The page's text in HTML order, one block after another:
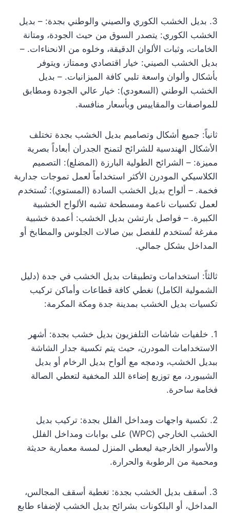
3. بديل الخشب الكوري والصيني والوطني بجدة: – بديل
الخشب الكوري: يتصدر السوق من حيث الجودة، ومتانة
الخامات، وثبات الألوان الدقيقة، وخلوه من الانحناءات. –
بديل الخشب الصيني: خيار اقتصادي وممتاز، ويتوفر
بأشكال وألوان واسعة تلبي كافة الميزانيات. – بديل
الخشب الوطني (السعودي): خيار عالي الجودة ومطابق
للمواصفات والمقاييس وبأسعار منافسة.
ثانياً: جميع أشكال وتصاميم بديل الخشب بجدة تختلف
الأشكال الهندسية للشرائح لتمنح الجدران أبعاداً بصرية
مميزة: – الشرائح الطولية البارزة (المضلع): التصميم
الكلاسيكي المودرن الأكثر استخداماً لعمل تموجات جدارية
فخمة. – ألواح بديل الخشب السادة (المستوي): تُستخدم
لعمل تكسيات ناعمة ومسطحة تشبه الألواح الخشبية
الكبيرة. – فواصل بارتشن بديل الخشب: أعمدة خشبية
مفرغة تُستخدم للفصل بين صالات الجلوس والمطابخ أو
المداخل بشكل جمالي.
ثالثاً: استخدامات وتطبيقات بديل الخشب في جدة (دليل
الشمولية الكامل) نغطي كافة قطاعات وأماكن تركيب
تكسيات بديل الخشب بمدينة جدة ومكة المكرمة:
1. خلفيات شاشات التلفزيون بديل خشب بجدة: أشهر
الاستخدامات المودرن، حيث يتم تكسية جدار الشاشة
ببديل الخشب، ودمجه مع ألواح بديل الرخام أو بديل
الشيبورد، مع توزيع إضاءة اللد المخفية لتعطي الصالة
فخامة ساحرة.
2. تكسية واجهات ومداخل الفلل بجدة: تركيب بديل
الخشب الخارجي (WPC) على بوابات ومداخل الفلل
والأسوار الخارجية ليعطي المنزل لمسة معمارية حديثة
ومحمية من الرطوبة والحرارة.
3. أسقف بديل الخشب بجدة: تغطية أسقف المجالس،
المداخل، أو البلكونات بشرائح بديل الخشب لإضفاء طابع